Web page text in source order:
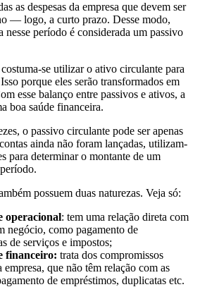
as despesas da empresa que devem ser
— logo, a curto prazo. Desse modo,
nesse período é considerada um passivo
se utilizar o ativo circulante para
porque eles serão transformados em
esse balanço entre passivos e ativos, a
boa saúde financeira.
o passivo circulante pode ser apenas
ainda não foram lançadas, utilizam-
para determinar o montante de um
possuem duas naturezas. Veja só:
operacional: tem uma relação direta com
negócio, como pagamento de
de serviços e impostos;
financeiro: trata dos compromissos
que não têm relação com as
de empréstimos, duplicatas etc.